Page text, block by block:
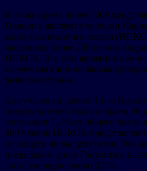
В то же время более 5600
Гонконга являются членами
консультационного совета
частности, более 200 из них
НПКСК. Все они являются
ключевым национальным
развитие страны.
Для участия в работе 13-го
представителей было избрано 36
составляет 1,2% от общего числа
200 членов НПКСК представляют
от общего числа депутатов. Оба
превышают долю Гонконга в
составляющую около 0,5%.